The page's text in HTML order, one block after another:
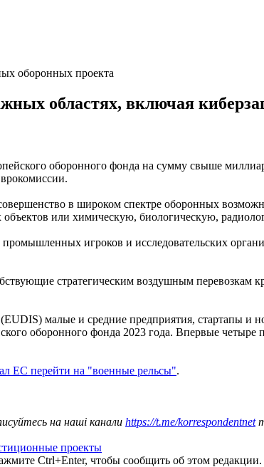
оборонных проекта
областях, включая
оборонного фонда на сумму свыше
в широком спектре оборонных
или химическую, биологическую,
игроков и исследовательских
стратегическим воздушным перевозкам
малые и средние предприятия, стартапы и
оборонного фонда 2023 года. Впервые
ЕС перейти на "военные рельсы".
на наші канали https://t.me/korrespondentnet
проекты
Ctrl+Enter, чтобы сообщить об этом редакции.